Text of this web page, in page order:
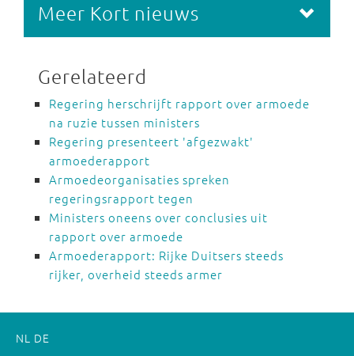
Meer Kort nieuws
Gerelateerd
Regering herschrijft rapport over armoede
na ruzie tussen ministers
Regering presenteert 'afgezwakt'
armoederapport
Armoedeorganisaties spreken
regeringsrapport tegen
Ministers oneens over conclusies uit
rapport over armoede
Armoederapport: Rijke Duitsers steeds
rijker, overheid steeds armer
NL DE